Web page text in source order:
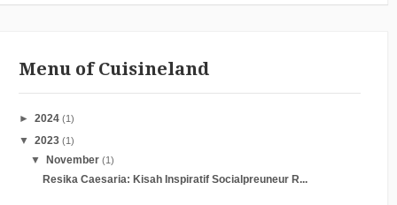
Menu of Cuisineland
► 2024 (1)
▼ 2023 (1)
▼ November(1)
Resika Caesaria: Kisah Inspiratif Socialpreuneur R...